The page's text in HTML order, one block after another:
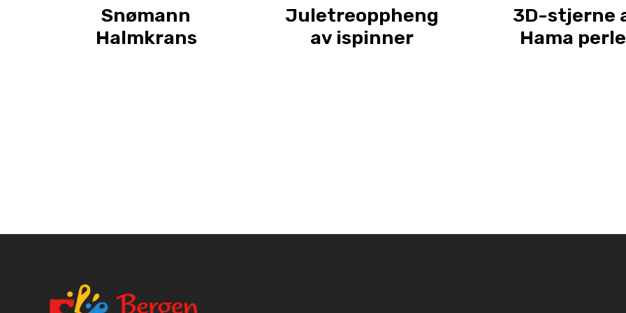
Snømann
Halmkrans
Juletreoppheng
av ispinner
3D-stjerne
Hama